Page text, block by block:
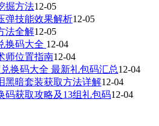
掘方法12-05
弹技能效果解析12-05
法全解12-05
换码大全 12-04
师位置指南12-04
换码大全 最新礼包码汇总12-04
黑暗套装获取方法详解12-04
码获取攻略及13组礼包码12-04